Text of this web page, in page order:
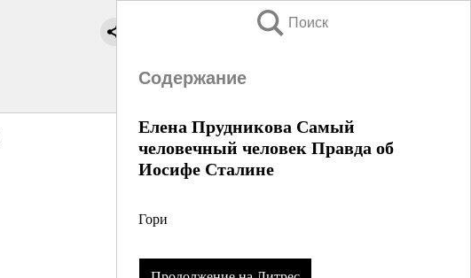
Поиск
Содержание
Елена Прудникова Самый
человечный человек Правда об
Иосифе Сталине
Гори